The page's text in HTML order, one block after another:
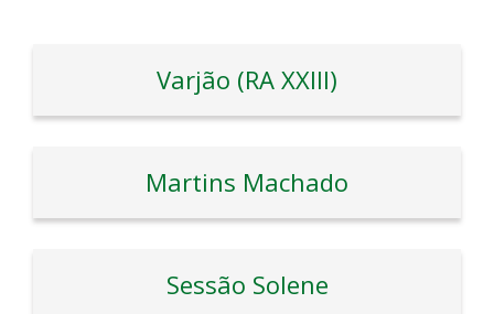
Varjão (RA XXIII)
Martins Machado
Sessão Solene